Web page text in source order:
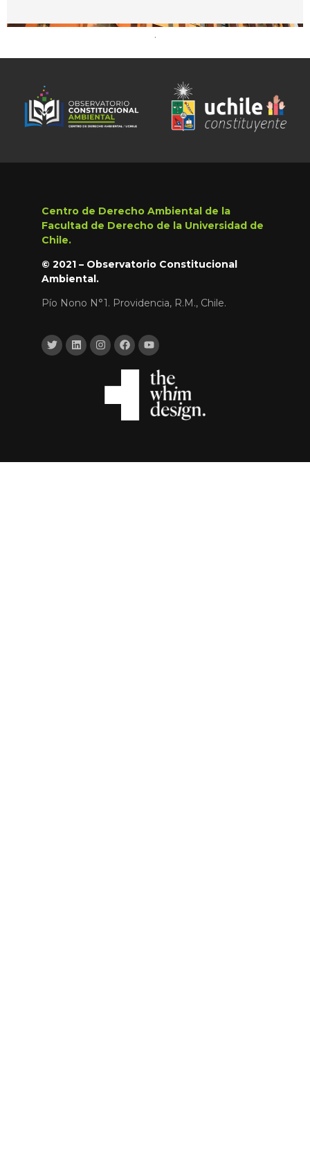
.
Centro de Derecho Ambiental de la
Facultad de Derecho de la Universidad de
Chile.
© 2021 – Observatorio Constitucional
Ambiental.
Pío Nono N°1. Providencia, R.M., Chile.